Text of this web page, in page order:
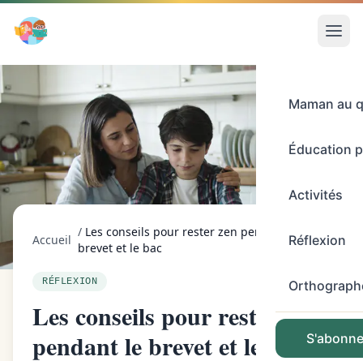
Maman au
Éducation
Activités
Réflexion
Accueil
/ Les conseils pour rester zen pendant le
brevet et le bac
RÉFLEXION
Les conseils pour rester zen
pendant le brevet et le bac